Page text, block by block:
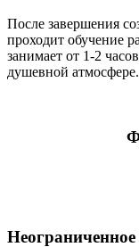
После завершения
проходит обучение
занимает от 1-2
душевной атмосфере.